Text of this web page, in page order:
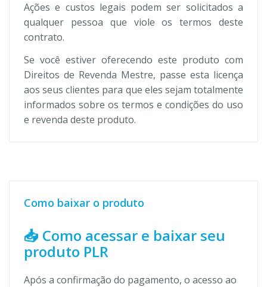
Ações e custos legais podem ser solicitados a
qualquer pessoa que viole os termos deste
contrato.
Se você estiver oferecendo este produto com
Direitos de Revenda Mestre, passe esta licença
aos seus clientes para que eles sejam totalmente
informados sobre os termos e condições do uso
e revenda deste produto.
Como baixar o produto
📥 Como acessar e baixar seu
produto PLR
Após a confirmação do pagamento, o acesso ao